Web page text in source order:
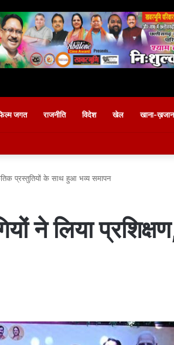
जगत राजनीति विदेश खेल खाना-
प्रस्तुतियों के साथ हुआ भव्य समापन
ने लिया